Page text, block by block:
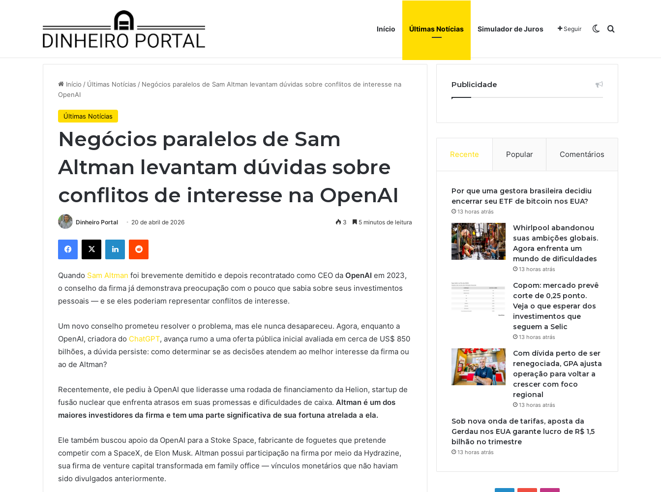
Início Últimas Notícias Simulador de Juros Seguir Switch skin
Procurar por
Notícias de Última Hora Whirlpool abandonou suas ambições globais. Agora enfrenta um mundo de dificuldades
Início / Últimas Notícias / Negócios paralelos de Sam Altman levantam dúvidas sobre conflitos de interesse na
OpenAI
Últimas Notícias
Negócios paralelos de Sam
Altman levantam dúvidas sobre
conflitos de interesse na OpenAI
Dinheiro Portal 20 de abril de 2026 3 5 minutos de leitura
Facebook
X LinkedinReddit
Quando Sam Altman foi brevemente demitido e depois recontratado como CEO da OpenAI em 2023,
o conselho da firma já demonstrava preocupação com o pouco que sabia sobre seus investimentos
pessoais — e se eles poderiam representar conflitos de interesse.
Um novo conselho prometeu resolver o problema, mas ele nunca desapareceu. Agora, enquanto a
OpenAI, criadora do ChatGPT, avança rumo a uma oferta pública inicial avaliada em cerca de US$ 850
bilhões, a dúvida persiste: como determinar se as decisões atendem ao melhor interesse da firma ou
ao de Altman?
Recentemente, ele pediu à OpenAI que liderasse uma rodada de financiamento da Helion, startup de
fusão nuclear que enfrenta atrasos em suas promessas e dificuldades de caixa. Altman é um dos
maiores investidores da firma e tem uma parte significativa de sua fortuna atrelada a ela.
Ele também buscou apoio da OpenAI para a Stoke Space, fabricante de foguetes que pretende
competir com a SpaceX, de Elon Musk. Altman possui participação na firma por meio da Hydrazine,
sua firma de venture capital transformada em family office — vínculos monetários que não haviam
sido divulgados anteriormente.
Publicidade
Recente Popular Comentários
Por que uma gestora brasileira decidiu
encerrar seu ETF de bitcoin nos EUA?
13 horas atrás
Whirlpool abandonou
suas ambições globais.
Agora enfrenta um
mundo de dificuldades
13 horas atrás
Copom: mercado prevê
corte de 0,25 ponto.
Veja o que esperar dos
investimentos que
seguem a Selic
13 horas atrás
Com dívida perto de ser
renegociada, GPA ajusta
operação para voltar a
crescer com foco
regional
13 horas atrás
Sob nova onda de tarifas, aposta da
Gerdau nos EUA garante lucro de R$ 1,5
bilhão no trimestre
13 horas atrás